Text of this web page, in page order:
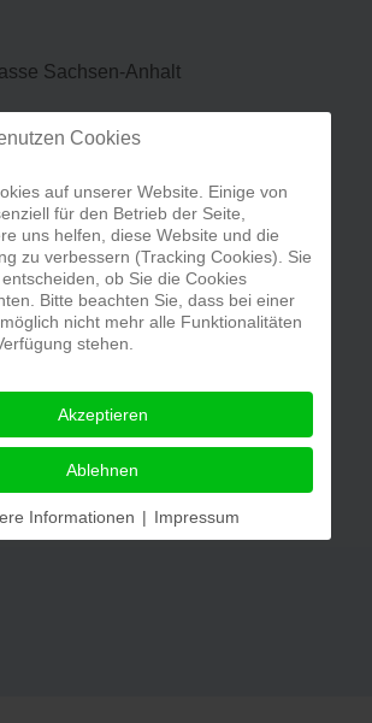
Sachsen-Anhalt
Ring 14a
11
Cookies
auf unserer Website. Einige von
für den Betrieb der Seite,
uns helfen, diese Website und die
zu verbessern (Tracking Cookies). Sie
ob Sie die Cookies
Bitte beachten Sie, dass bei einer
nicht mehr alle Funktionalitäten
stehen.
Akzeptieren
Ablehnen
Informationen | Impressum